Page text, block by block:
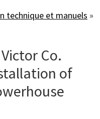
technique et manuels »
Co.
of